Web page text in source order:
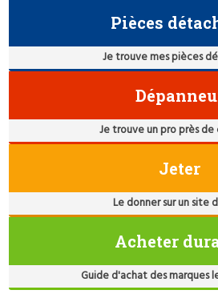
Pièces
Je trouve mes pièces
Je trouve un pro près
Jeter
Le donner sur un site
Acheter
Guide d'achat des marques